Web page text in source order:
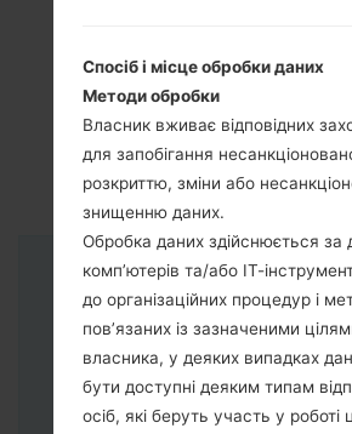
Спосіб і місце обробки даних
Методи обробки
Власник вживає відповідних
для запобігання
розкриттю, зміни або
знищенню даних.
Обробка даних здійснюється за
комп’ютерів та/або ІТ-
до організаційних процедур і
пов’язаних із зазначеними
власника, у деяких випадках
бути доступні деяким типам
осіб, які беруть участь у роботі